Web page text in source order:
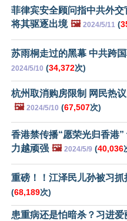
菲律宾安全顾问指中共外交
将其驱逐出境 🖼️ 2024/5/11 (
苏雨桐走过的黑幕 中共跨
2024/5/10 (34,372次)
杭州取消购房限制 网民热
🖼️ 2024/5/10 (67,507次)
香港禁传播“愿荣光归香港
力越顽强 🖼️ 2024/5/9 (40,036
重磅！！江泽民儿孙被习抓
(68,189次)
患重病还是怕暗杀？习进